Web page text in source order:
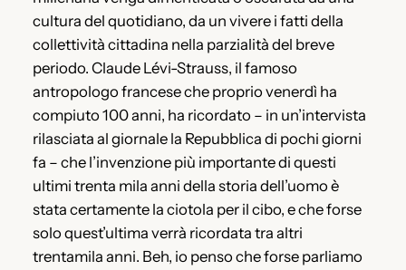
cultura del quotidiano, da un vivere i fatti della
collettività cittadina nella parzialità del breve
periodo. Claude Lévi-Strauss, il famoso
antropologo francese che proprio venerdì ha
compiuto 100 anni, ha ricordato – in un’intervista
rilasciata al giornale la Repubblica di pochi giorni
fa – che l’invenzione più importante di questi
ultimi trenta mila anni della storia dell’uomo è
stata certamente la ciotola per il cibo, e che forse
solo quest’ultima verrà ricordata tra altri
trentamila anni. Beh, io penso che forse parliamo